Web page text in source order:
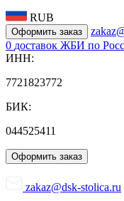
RUB
Оформить заказ
0 доставок ЖБИ по
ИНН:
7721823772
БИК:
044525411
Оформить заказ
zakaz@dsk-stolica.ru